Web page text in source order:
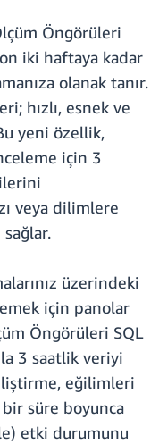
Öngörüleri
iki haftaya kadar
olanak tanır.
hızlı, esnek ve
yeni özellik,
için 3
veya dilimlere
sağlar.
üzerindeki
için panolar
Öngörüleri SQL
3 saatlik veriyi
eğilimleri
süre boyunca
etki durumunu